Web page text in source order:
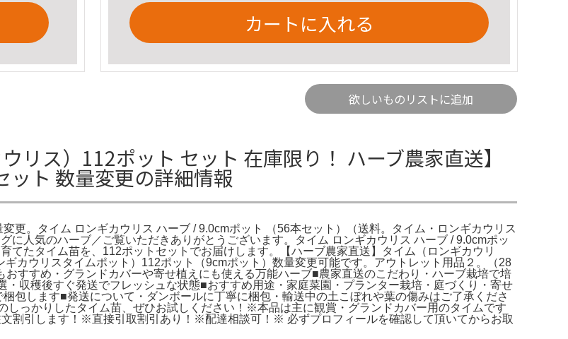
カートに入れる
欲しいものリストに追加
リス）112ポット セット 在庫限り！ ハーブ農家直送】
ット 数量変更の詳細情報
更。タイム ロンギカウリス ハーブ / 9.0cmポット （56本セット）（送料。タイム・ロンギカウリス
に人気のハーブ／ご覧いただきありがとうございます。タイム ロンギカウリス ハーブ / 9.0cmポッ
てたタイム苗を、112ポットセットでお届けします。【ハーブ農家直送】タイム（ロンギカウリ
カウリスタイムポット）112ポット（9cmポット）数量変更可能です。アウトレット用品２。（28
すすめ・グランドカバーや寄せ植えにも使える万能ハーブ■農家直送のこだわり・ハーブ栽培で培
収穫後すぐ発送でフレッシュな状態■おすすめ用途・家庭菜園・プランター栽培・庭づくり・寄せ
包します■発送について・ダンボールに丁寧に梱包・輸送中の土こぼれや葉の傷みはご了承くださ
しっかりしたタイム苗、ぜひお試しください！※本品は主に観賞・グランドカバー用のタイムです
割引します！※直接引取割引あり！※配達相談可！※ 必ずプロフィールを確認して頂いてからお取